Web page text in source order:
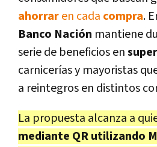
ahorraren cada compra.
Banco Nación mantiene
serie de beneficios en
carnicerías y mayoristas
a reintegros en distintos
La propuesta alcanza a
mediante QR utilizando